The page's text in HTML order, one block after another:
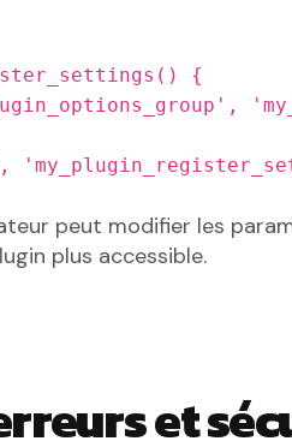
{
peut modifier les
plus accessible.
et